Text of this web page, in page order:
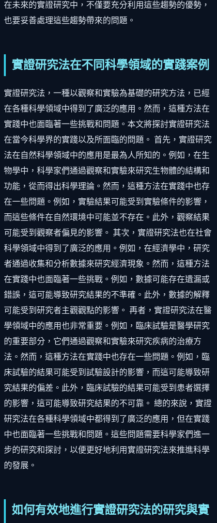
在未來的實證研究中，不僅要充分利用這些趨勢的優勢，
也要妥善處理這些趨勢帶來的問題。
實證研究法在不同科學領域的實踐案例
實證研究法，一種以觀察和實驗為基礎的研究方法，已經
在各種科學領域中得到了廣泛的應用。然而，這種方法在
實踐中也面臨著一些挑戰和問題。本文將探討實證研究法
在當今科學界的實踐以及所面臨的問題。 首先，實證研究
法在自然科學領域中的應用是最為人所知的。例如，在生
物學中，科學家們通過觀察和實驗來研究生物體的結構和
功能，從而得出科學理論。然而，這種方法在實踐中也存
在一些問題。例如，實驗結果可能受到實驗條件的影響，
而這些條件在自然環境中可能並不存在。此外，觀察結果
可能受到觀察者偏見的影響。 其次，實證研究法也在社會
科學領域中得到了廣泛的應用。例如，在經濟學中，研究
者通過收集和分析數據來研究經濟現象。然而，這種方法
在實踐中也面臨著一些挑戰。例如，數據可能存在遺漏或
錯誤，這可能導致研究結果的不準確。此外，數據的解釋
可能受到研究者主觀觀點的影響。 再者，實證研究法在醫
學領域中的應用也非常重要。例如，臨床試驗是醫學研究
的重要部分，它們通過觀察和實驗來研究疾病的治療方
法。然而，這種方法在實踐中也存在一些問題。例如，臨
床試驗的結果可能受到試驗設計的影響，而這可能導致研
究結果的偏差。此外，臨床試驗的結果可能受到患者選擇
的影響，這可能導致研究結果的不可靠。 總的來說，實證
研究法在各種科學領域中都得到了廣泛的應用，但在實踐
中也面臨著一些挑戰和問題。這些問題需要科學家們進一
步的研究和探討，以便更好地利用實證研究法來推進科學
的發展。
如何有效地進行實證研究法的研究與實